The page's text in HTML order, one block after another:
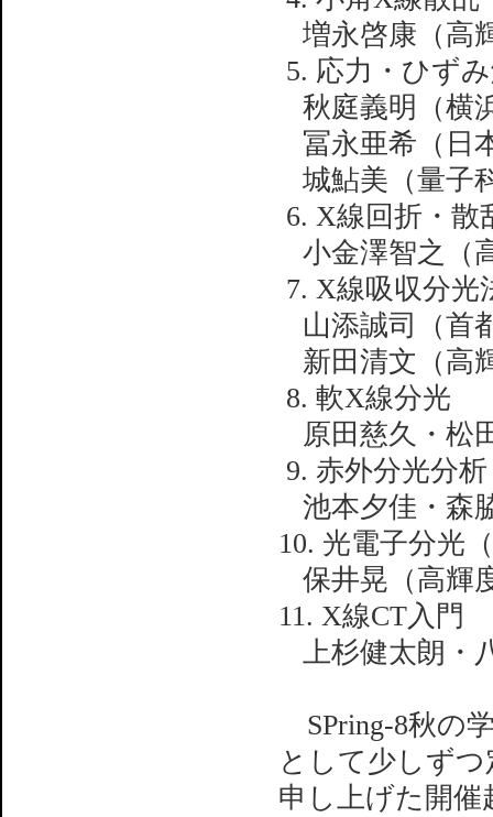
増永啓康（高
5. 応力・ひず
秋庭義明（横
冨永亜希（日
城鮎美（量子
6. X線回折・散
小金澤智之（
7. X線吸収分光
山添誠司（首
新田清文（高
8. 軟X線分光
原田慈久・松
9. 赤外分光分析
池本夕佳・森
10. 光電子分光
保井晃（高輝
11. X線CT入門
上杉健太朗・
SPring-8秋の
として少しず
申し上げた開